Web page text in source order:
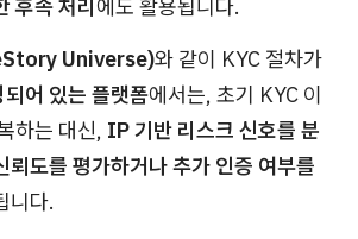
후속 처리에도 활용됩니다.
Universe)와 같이 KYC 절차가
어 있는 플랫폼에서는, 초기 KYC 이
하는 대신, IP 기반 리스크 신호를 분
뢰도를 평가하거나 추가 인증 여부를
니다.